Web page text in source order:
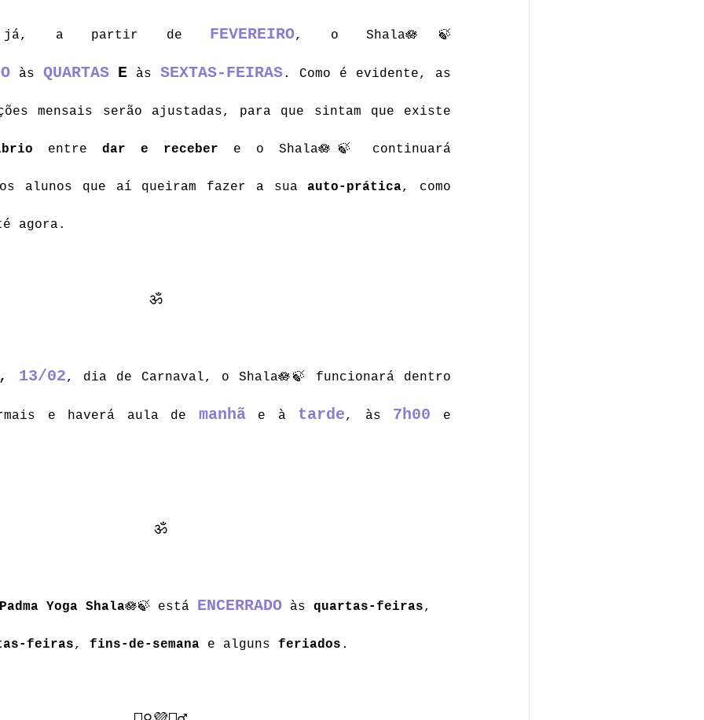
já, a partir de FEVEREIRO, o Shala🪷🍃
às QUARTAS E às SEXTAS-FEIRAS. Como é evidente, as
mensais serão ajustadas, para que sintam que existe
entre dar e receber e o Shala🪷🍃 continuará
alunos que aí queiram fazer a sua auto-prática, como
agora.
ॐ
13/02, dia de Carnaval, o Shala🪷🍃 funcionará dentro
e haverá aula de manhã e à tarde, às 7h00 e
ॐ
Padma Yoga Shala🪷🍃 está ENCERRADO às quartas-feiras,
feiras, fins-de-semana e alguns feriados .